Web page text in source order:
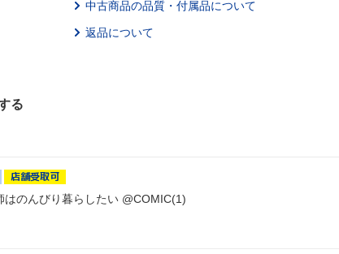
中古商品の品質・付属品について
返品について
る
店舗受取可
はのんびり暮らしたい @COMIC(1)